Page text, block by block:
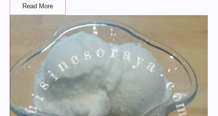
Read More